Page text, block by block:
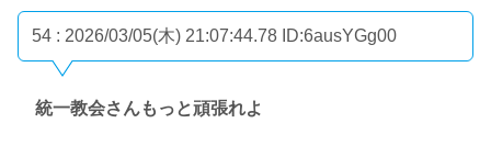
54 : 2026/03/05(木) 21:07:44.78 ID:6ausYGg00
統一教会さんもっと頑張れよ